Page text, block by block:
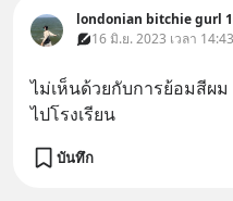
londonian bitchie gurl
16 มิ.ย. 2023 เวลา
ไม่เห็นด้วยกับการย้อมสีผม
ไปโรงเรียน
บันทึก